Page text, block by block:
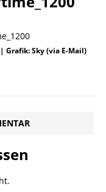
Sky (via E-Mail)